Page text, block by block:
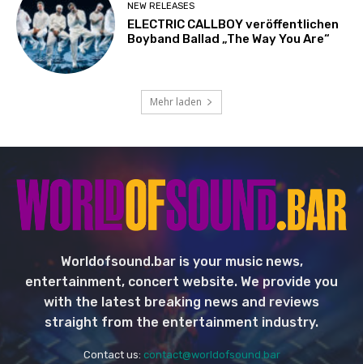
NEW RELEASES
ELECTRIC CALLBOY veröffentlichen
Boyband Ballad „The Way You Are“
Mehr laden
Worldofsound.bar is your music news,
entertainment, concert website. We provide you
with the latest breaking news and reviews
straight from the entertainment industry.
Contact us: contact@worldofsound.bar